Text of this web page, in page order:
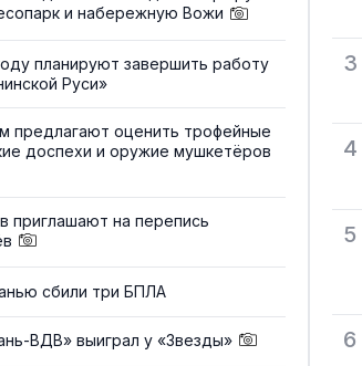
и набережную Вожи
планируют завершить работу
Руси»
предлагают оценить трофейные
доспехи и оружие мушкетёров
приглашают на перепись
сбили три БПЛА
ВДВ» выиграл у «Звезды»
3
4
5
6